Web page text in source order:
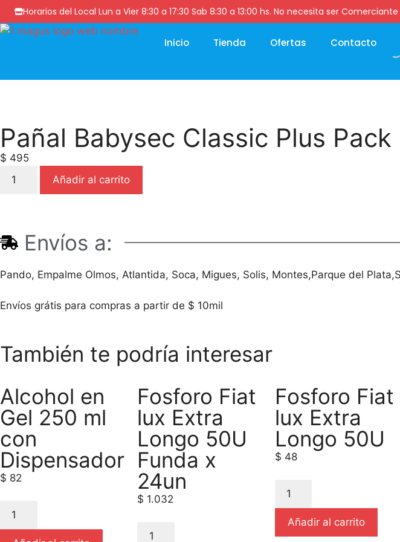
Horarios del Local Lun a Vier 8:30 a 17:30 Sab 8:30 a 13:00 hs. No necesita ser
Inicio Tienda Ofertas Contacto
Pañal Babysec Classic Plus
$ 495
Añadir al carrito
Envíos a:
Pando, Empalme Olmos, Atlantida, Soca, Migues, Solis, Montes,Parque del
Envíos grátis para compras a partir de $ 10mil
También te podría interesar
Alcohol en
Gel 250 ml
con
Dispensador
$ 82
Fosforo Fiat
lux Extra
Longo 50U
Funda x
24un
$ 1.032
Fosforo Fiat
lux Extra
Longo 50U
$ 48
Añadir al carrito